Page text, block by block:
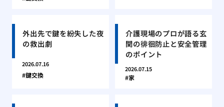
外出先で鍵を紛失した夜
の救出劇
2026.07.16
鍵交換
介護現場のプロが語る玄
関の徘徊防止と安全管理
のポイント
2026.07.15
家